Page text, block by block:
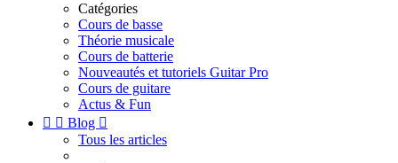
Catégories
Cours de basse
Théorie musicale
Cours de batterie
Nouveautés et tutoriels Guitar Pro
Cours de guitare
Actus & Fun
  Blog 
Tous les articles